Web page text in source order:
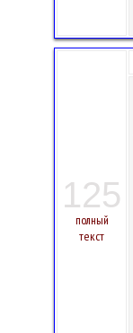
125
полный
текст